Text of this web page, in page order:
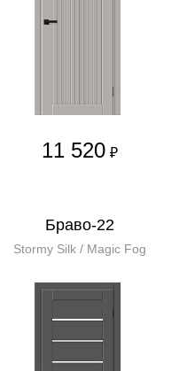
11 520 ₽
Браво-22
Stormy Silk / Magic Fog